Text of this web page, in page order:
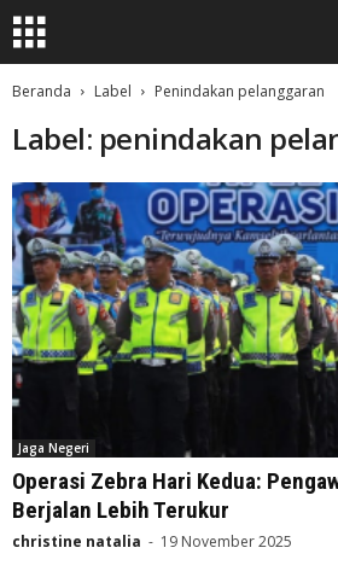
Beranda Label Penindakan pelanggaran
Label: penindakan
Jaga Negeri
Operasi Zebra Hari Kedua:
Berjalan Lebih Terukur
christine natalia - 19 November 2025